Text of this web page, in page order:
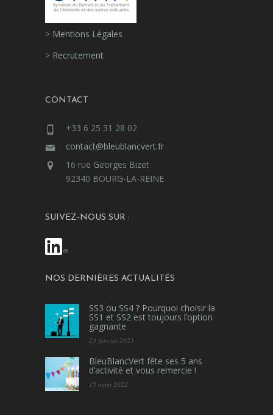
> Mentions Légales
> Recrutement
CONTACT
+33 6 25 31 28 02
contact@bleublancvert.fr
16 rue Georges Bizet
92340 BOURG-LA-REINE
SUIVEZ-NOUS SUR :
NOS DERNIÈRES ACTUALITÉS
SS3 ou SS4 ? Pourquoi choisir la
SS1 et SS2 est toujours l’option
gagnante
23 janvier 2023
BleuBlancVert fête ses 5 ans
d’activité et vous remercie !
15 mars 2022